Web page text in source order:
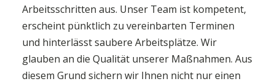
Arbeitsschritten aus. Unser Team ist kompetent,
erscheint pünktlich zu vereinbarten Terminen
und hinterlässt saubere Arbeitsplätze. Wir
glauben an die Qualität unserer Maßnahmen. Aus
diesem Grund sichern wir Ihnen nicht nur einen